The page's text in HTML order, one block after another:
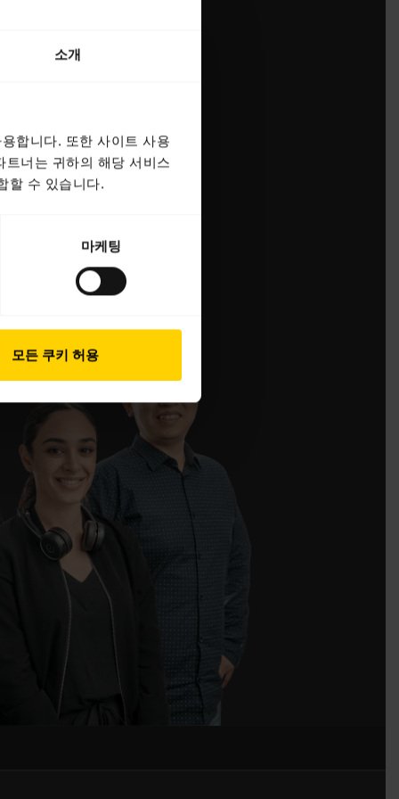
소개
합니다. 또한 사이트 사용
너는 귀하의 해당 서비스
할 수 있습니다.
마케팅
모든 쿠키 허용